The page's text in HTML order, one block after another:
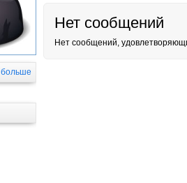
больше
Нет сообщений
Нет сообщений,